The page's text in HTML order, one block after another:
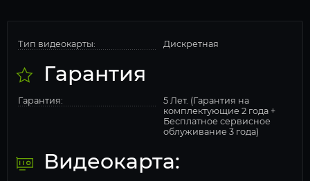
Тип видеокарты: Дискретная
Гарантия
Гарантия:
5 Лет. (Гарантия на
комплектующие 2 года +
Бесплатное сервисное
облуживание 3 года)
Видеокарта: